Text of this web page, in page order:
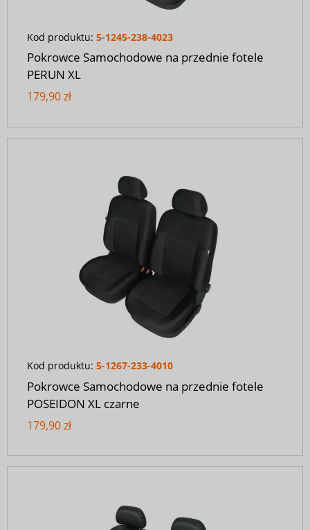
Kod produktu: 5-1245-238-4023
Pokrowce Samochodowe na przednie fotele
PERUN XL
179,90 zł
Kod produktu: 5-1267-233-4010
Pokrowce Samochodowe na przednie fotele
POSEIDON XL czarne
179,90 zł